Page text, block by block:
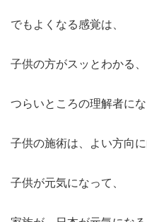
でもよくなる感覚は、
子供の方がスッとわかる、
つらいところの理解者にな
子供の施術は、よい方向
子供が元気になって、